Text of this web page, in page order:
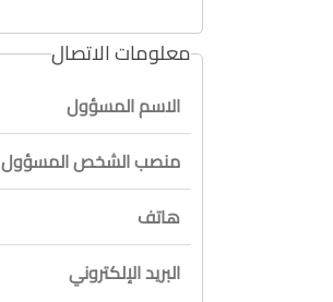
معلومات الاتصال
الاسم المسؤول
منصب الشخص المسؤول
هاتف
البريد الإلكتروني